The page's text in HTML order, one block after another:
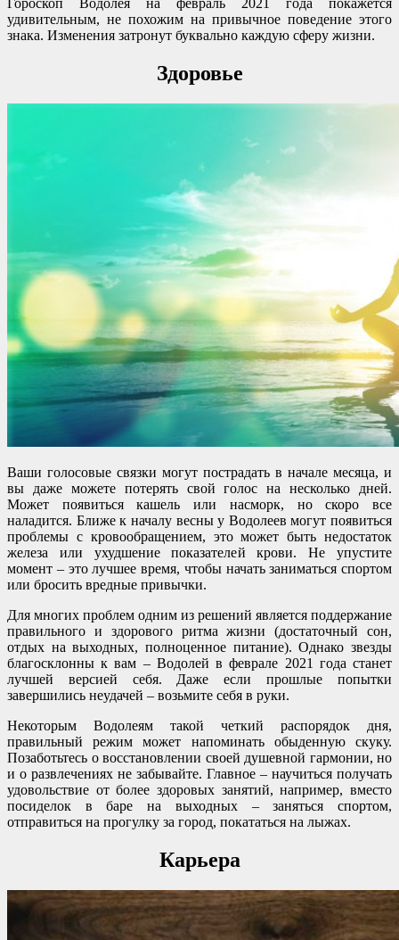
Гороскоп Водолея на февраль 2021 года покажется
удивительным, не похожим на привычное поведение этого
знака. Изменения затронут буквально каждую сферу жизни.
Здоровье
Ваши голосовые связки могут пострадать в начале месяца, и
вы даже можете потерять свой голос на несколько дней.
Может появиться кашель или насморк, но скоро все
наладится. Ближе к началу весны у Водолеев могут появиться
проблемы с кровообращением, это может быть недостаток
железа или ухудшение показателей крови. Не упустите
момент – это лучшее время, чтобы начать заниматься спортом
или бросить вредные привычки.
Для многих проблем одним из решений является поддержание
правильного и здорового ритма жизни (достаточный сон,
отдых на выходных, полноценное питание). Однако звезды
благосклонны к вам – Водолей в феврале 2021 года станет
лучшей версией себя. Даже если прошлые попытки
завершились неудачей – возьмите себя в руки.
Некоторым Водолеям такой четкий распорядок дня,
правильный режим может напоминать обыденную скуку.
Позаботьтесь о восстановлении своей душевной гармонии, но
и о развлечениях не забывайте. Главное – научиться получать
удовольствие от более здоровых занятий, например, вместо
посиделок в баре на выходных – заняться спортом,
отправиться на прогулку за город, покататься на лыжах.
Карьера